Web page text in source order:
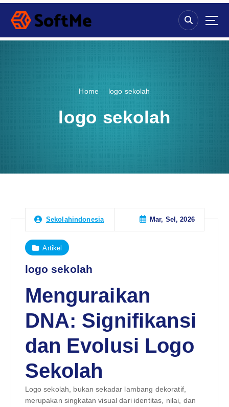
S
p
Home logo sekolah
logo sekolah
Sekolahindonesia Mar, Sel, 2026
Artikel
logo sekolah
Menguraikan
DNA: Signifikansi
dan Evolusi Logo
Sekolah
Logo sekolah, bukan sekadar lambang dekoratif,
merupakan singkatan visual dari identitas, nilai, dan